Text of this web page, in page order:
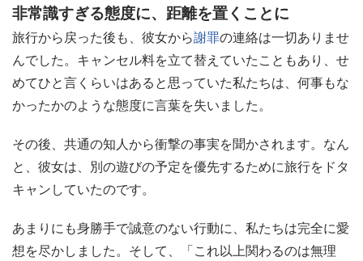
非常識すぎる態度に、距離を置くことに
旅行から戻った後も、彼女から謝罪の連絡は一切ありませ
んでした。キャンセル料を立て替えていたこともあり、せ
めてひと言くらいはあると思っていた私たちは、何事もな
かったかのような態度に言葉を失いました。
その後、共通の知人から衝撃の事実を聞かされます。なん
と、彼女は、別の遊びの予定を優先するために旅行をドタ
キャンしていたのです。
あまりにも身勝手で誠意のない行動に、私たちは完全に愛
想を尽かしました。そして、「これ以上関わるのは無理